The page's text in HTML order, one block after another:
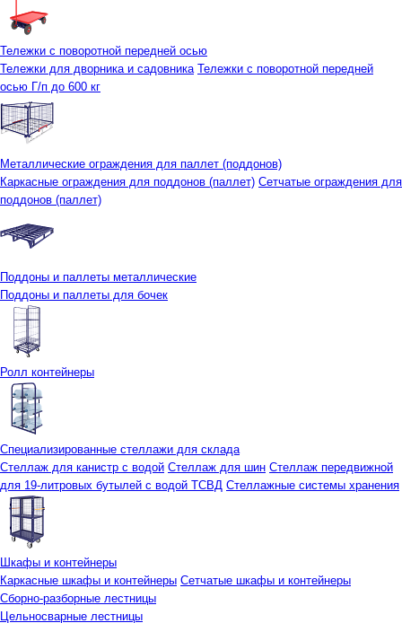
Тележки с поворотной передней осью
Тележки для дворника и садовника Тележки с поворотной передней
осью Г/п до 600 кг
Металлические ограждения для паллет (поддонов)
Каркасные ограждения для поддонов (паллет) Сетчатые ограждения для
поддонов (паллет)
Поддоны и паллеты металлические
Поддоны и паллеты для бочек
Ролл контейнеры
Специализированные стеллажи для склада
Стеллаж для канистр с водой Стеллаж для шин Стеллаж передвижной
для 19-литровых бутылей с водой ТСВД Стеллажные системы хранения
Шкафы и контейнеры
Каркасные шкафы и контейнеры Сетчатые шкафы и контейнеры
Сборно-разборные лестницы
Цельносварные лестницы